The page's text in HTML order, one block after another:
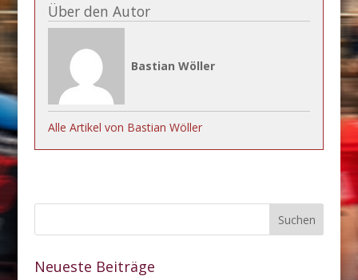
Über den Autor
Bastian Wöller
Alle Artikel von Bastian Wöller
Neueste Beiträge